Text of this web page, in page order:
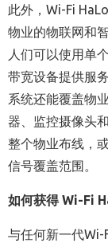
此外，Wi-Fi
物业的物联网和
人们可以使用单
带宽设备提供服
系统还能覆盖物
器、监控摄像头
整个物业布线，
信号覆盖范围。
如何获得 Wi-Fi
与任何新一代Wi-